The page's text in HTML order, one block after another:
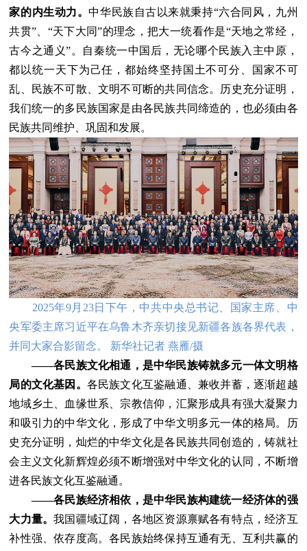
家的内生动力。中华民族自古以来就秉持“六合同风，九州
共贯”、“天下大同”的理念，把大一统看作是“天地之常经，
古今之通义”。自秦统一中国后，无论哪个民族入主中原，
都以统一天下为己任，都始终坚持国土不可分、国家不可
乱、民族不可散、文明不可断的共同信念。历史充分证明，
我们统一的多民族国家是由各民族共同缔造的，也必须由各
民族共同维护、巩固和发展。
2025年9月23日下午，中共中央总书记、国家主席、中
央军委主席习近平在乌鲁木齐亲切接见新疆各族各界代表，
并同大家合影留念。 新华社记者 燕雁/摄
——各民族文化相通，是中华民族铸就多元一体文明格
局的文化基因。 各民族文化互鉴融通、兼收并蓄，逐渐超越
地域乡土、血缘世系、宗教信仰，汇聚形成具有强大凝聚力
和吸引力的中华文化，形成了中华文明多元一体的格局。历
史充分证明，灿烂的中华文化是各民族共同创造的，铸就社
会主义文化新辉煌必须不断增强对中华文化的认同，不断增
进各民族文化互鉴融通。
——各民族经济相依，是中华民族构建统一经济体的强
大力量。我国疆域辽阔，各地区资源禀赋各有特点，经济互
补性强、依存度高。各民族始终保持互通有无、互利共赢的